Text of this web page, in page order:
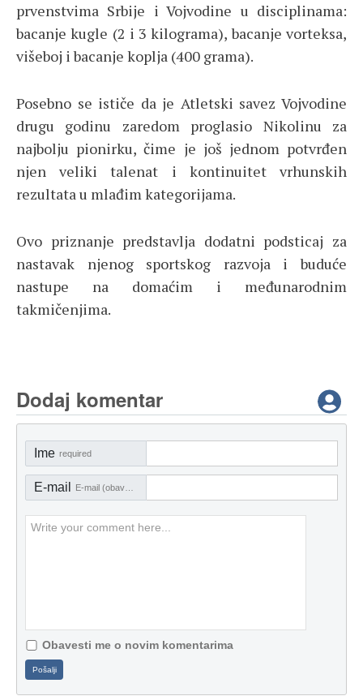
prvenstvima Srbije i Vojvodine u disciplinama:
bacanje kugle (2 i 3 kilograma), bacanje vorteksa,
višeboj i bacanje koplja (400 grama).
Posebno se ističe da je Atletski savez Vojvodine
drugu godinu zaredom proglasio Nikolinu za
najbolju pionirku, čime je još jednom potvrđen
njen veliki talenat i kontinuitet vrhunskih
rezultata u mlađim kategorijama.
Ovo priznanje predstavlja dodatni podsticaj za
nastavak njenog sportskog razvoja i buduće
nastupe na domaćim i međunarodnim
takmičenjima.
Dodaj komentar
Ime required
E-mail
Obavesti me o novim komentarima
Pošalji